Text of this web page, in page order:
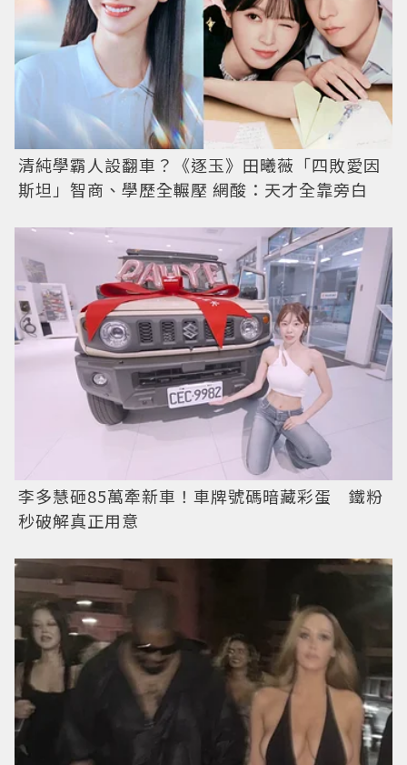
清純學霸人設翻車？《逐玉》田曦薇「四敗愛因
斯坦」智商、學歷全輾壓 網酸：天才全靠旁白
李多慧砸85萬牽新車！車牌號碼暗藏彩蛋 鐵粉
秒破解真正用意